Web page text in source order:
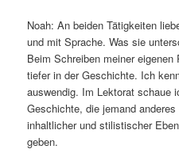
Noah: An beiden Tätigkeiten
und mit Sprache. Was sie
Beim Schreiben meiner
tiefer in der Geschichte. Ich
auswendig. Im Lektorat schaue
Geschichte, die jemand
inhaltlicher und stilistischer
geben.